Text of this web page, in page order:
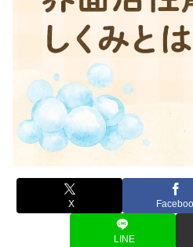
X
LINE